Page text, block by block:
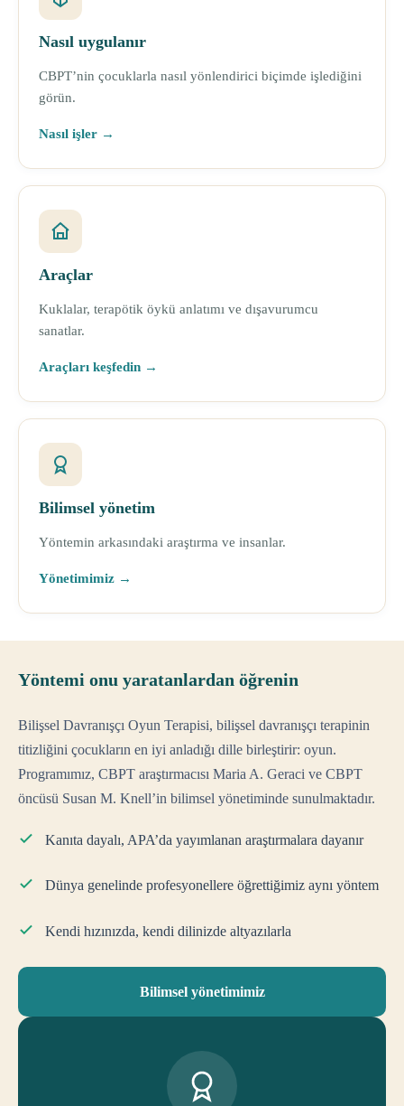
Nasıl uygulanır
CBPT’nin çocuklarla nasıl yönlendirici biçimde işlediğini
görün.
Nasıl işler →
Araçlar
Kuklalar, terapötik öykü anlatımı ve dışavurumcu
sanatlar.
Araçları keşfedin →
Bilimsel yönetim
Yöntemin arkasındaki araştırma ve insanlar.
Yönetimimiz →
Yöntemi onu yaratanlardan öğrenin
Bilişsel Davranışçı Oyun Terapisi, bilişsel davranışçı terapinin
titizliğini çocukların en iyi anladığı dille birleştirir: oyun.
Programımız, CBPT araştırmacısı Maria A. Geraci ve CBPT
öncüsü Susan M. Knell’in bilimsel yönetiminde sunulmaktadır.
Kanıta dayalı, APA’da yayımlanan araştırmalara dayanır
Dünya genelinde profesyonellere öğrettiğimiz aynı yöntem
Kendi hızınızda, kendi dilinizde altyazılarla
Bilimsel yönetimimiz